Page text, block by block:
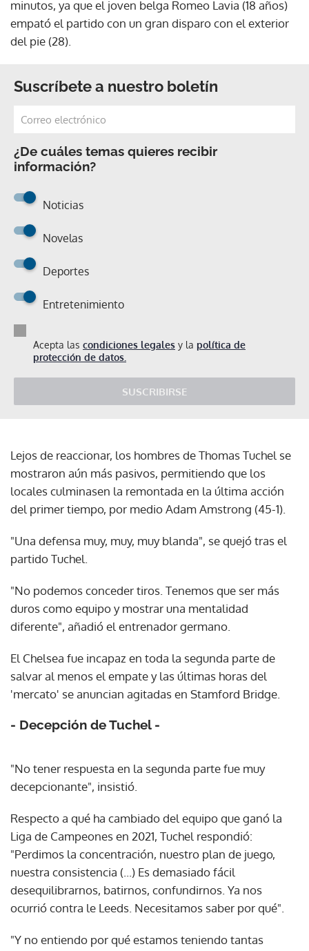
minutos, ya que el joven belga Romeo Lavia (18 años)
empató el partido con un gran disparo con el exterior
del pie (28).
Suscríbete a nuestro boletín
¿De cuáles temas quieres recibir
información?
Noticias
Novelas
Deportes
Entretenimiento
Acepta las condiciones legales y la política de
protección de datos.
SUSCRIBIRSE
Lejos de reaccionar, los hombres de Thomas Tuchel se
mostraron aún más pasivos, permitiendo que los
locales culminasen la remontada en la última acción
del primer tiempo, por medio Adam Amstrong (45-1).
"Una defensa muy, muy, muy blanda", se quejó tras el
partido Tuchel.
"No podemos conceder tiros. Tenemos que ser más
duros como equipo y mostrar una mentalidad
diferente", añadió el entrenador germano.
El Chelsea fue incapaz en toda la segunda parte de
salvar al menos el empate y las últimas horas del
'mercato' se anuncian agitadas en Stamford Bridge.
- Decepción de Tuchel -
"No tener respuesta en la segunda parte fue muy
decepcionante", insistió.
Respecto a qué ha cambiado del equipo que ganó la
Liga de Campeones en 2021, Tuchel respondió:
"Perdimos la concentración, nuestro plan de juego,
nuestra consistencia (...) Es demasiado fácil
desequilibrarnos, batirnos, confundirnos. Ya nos
ocurrió contra le Leeds. Necesitamos saber por qué".
"Y no entiendo por qué estamos teniendo tantas